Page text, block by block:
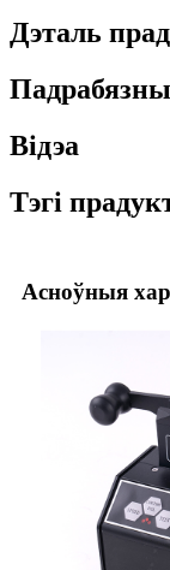
Дэталь
Відэа
Тэгі
Асноўныя